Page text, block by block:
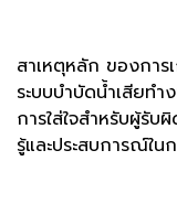
สาเหตุหลัก ของกา
ระบบบำบัดน้ำเสียท
การใส่ใจสำหรับผู้รั
รู้และประสบการณ์ใน